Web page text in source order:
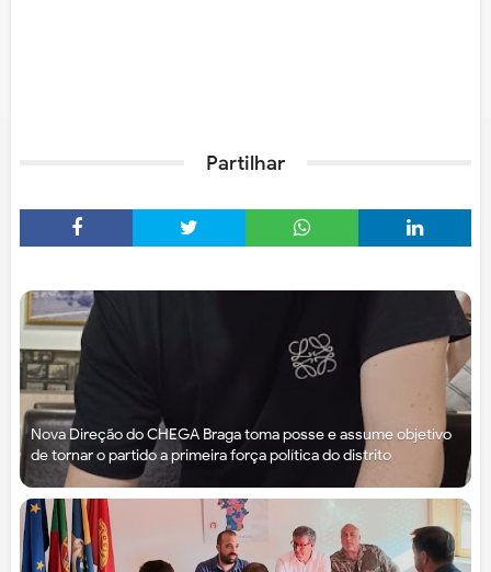
Partilhar
Nova Direção do CHEGA Braga toma posse e assume objetivo
de tornar o partido a primeira força política do distrito